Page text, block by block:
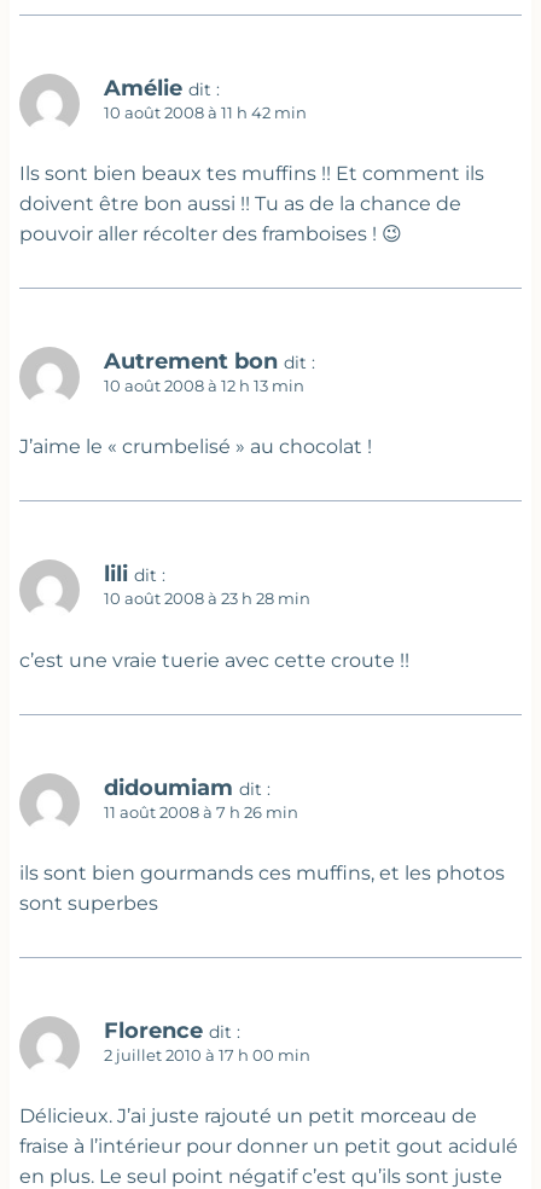
Amélie dit :
10 août 2008 à 11 h 42 min
Ils sont bien beaux tes muffins !! Et comment ils
doivent être bon aussi !! Tu as de la chance de
pouvoir aller récolter des framboises ! 😉
Autrement bon dit :
10 août 2008 à 12 h 13 min
J’aime le « crumbelisé » au chocolat !
lili dit :
10 août 2008 à 23 h 28 min
c’est une vraie tuerie avec cette croute !!
didoumiam dit :
11 août 2008 à 7 h 26 min
ils sont bien gourmands ces muffins, et les photos
sont superbes
Florence dit :
2 juillet 2010 à 17 h 00 min
Délicieux. J’ai juste rajouté un petit morceau de
fraise à l’intérieur pour donner un petit gout acidulé
en plus. Le seul point négatif c’est qu’ils sont juste